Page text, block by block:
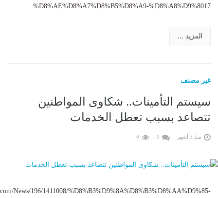
%D8%AE%D8%A7%D8%B5%D8%A9-%D8%A8%D9%8017......
المزيد ...
غير مصنف
سيستم التأمينات.. شكاوى المواطنين
تتصاعد بسبب تعطل الخدمات
منذ 3 أشهر 0
0
News/196/1411008/%D8%B3%D9%8A%D8%B3%D8%AA%D9%85-